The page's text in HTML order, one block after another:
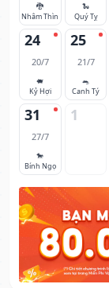
🐉
Nhâm Thìn
🐍
Quý Tỵ
24
20/7
🐖
Kỷ Hợi
25
21/7
🐀
Canh Tý
31
27/7
🐎
Bính Ngọ
1